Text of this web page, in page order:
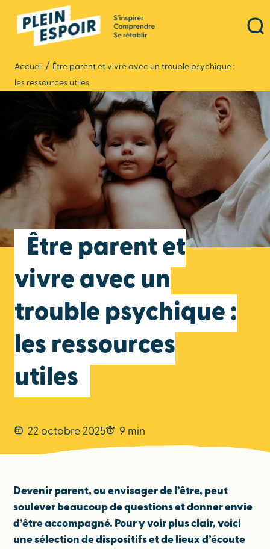
Accueil / Être parent et vivre avec un trouble psychique :
les ressources utiles
Être parent et
vivre avec un
trouble psychique :
les ressources
utiles
22 octobre 2025 9 min
Devenir parent, ou envisager de l’être, peut
soulever beaucoup de questions et donner envie
d’être accompagné. Pour y voir plus clair, voici
une sélection de dispositifs et de lieux d’écoute
Panneau de gestion des cookies